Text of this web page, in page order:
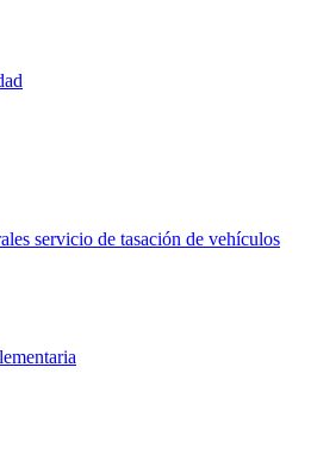
servicio de tasación de vehículos